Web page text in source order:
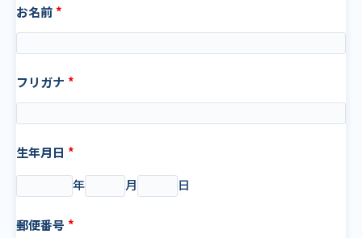
お名前
フリガナ
生年月日
年
月 日
郵便番号